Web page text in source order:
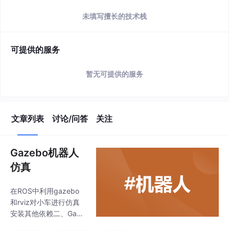
未填写擅长的技术栈
可提供的服务
暂无可提供的服务
文章列表 讨论/问答 关注
Gazebo机器人
仿真
在ROS中利用gazebo
和rviz对小车进行仿真
安装其他依赖二、Gaze